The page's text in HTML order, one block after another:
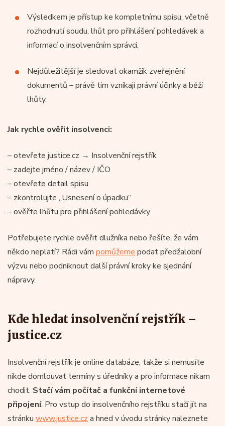
Výsledkem je přístup ke kompletnímu spisu, včetně
rozhodnutí soudu, lhůt pro přihlášení pohledávek a
informací o insolvenčním správci.
Nejdůležitější je sledovat okamžik zveřejnění
dokumentů – právě tím vznikají právní účinky a běží
lhůty.
Jak rychle ověřit insolvenci:
– otevřete justice.cz → Insolvenční rejstřík
– zadejte jméno / název / IČO
– otevřete detail spisu
– zkontrolujte „Usnesení o úpadku“
– ověřte lhůtu pro přihlášení pohledávky
Potřebujete rychle ověřit dlužníka nebo řešíte, že vám
někdo neplatí? Rádi vám pomůžeme podat předžalobní
výzvu nebo podniknout další právní kroky ke sjednání
nápravy.
Kde hledat insolvenční rejstřík –
justice.cz
Insolvenční rejstřík je online databáze, takže si nemusíte
nikde domlouvat termíny s úředníky a pro informace nikam
chodit. Stačí vám počítač a funkční internetové
připojení. Pro vstup do insolvenčního rejstříku stačí jít na
stránku www.justice.cz a hned v úvodu stránky naleznete